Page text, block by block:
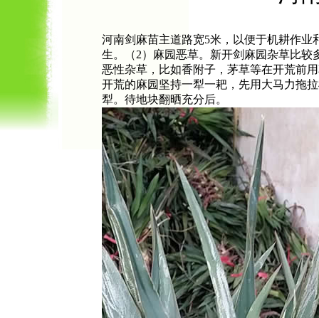
河南剑麻苗主道路宽5米，以便于机耕作
生。（2）麻园恶草。新开剑麻园杂草比
恶性杂草，比如香附子，茅草等在开荒前
开荒的麻园坚持一犁一耙，先用大马力拖
犁。待地块翻晒充分后。